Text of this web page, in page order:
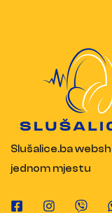
Slušalice.ba
jednom mjestu